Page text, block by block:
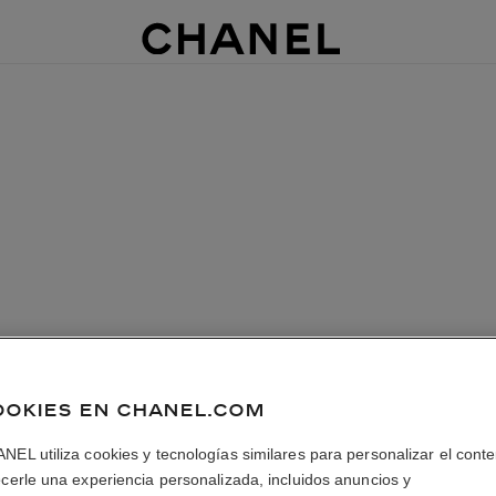
EN CHANEL.COM
utiliza cookies y tecnologías similares para personalizar el
una experiencia personalizada, incluidos anuncios y